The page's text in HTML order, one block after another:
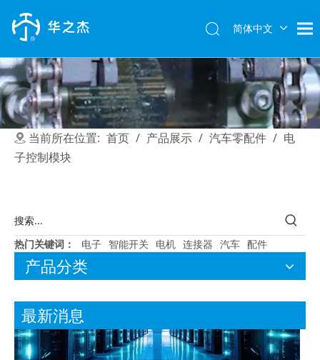
简体中文
当前所在位置: 首页 / 产品展示 / 汽车零配件 / 电
子控制模块
热门关键词： 电子 智能开关 电机 连接器 汽车 配件
产品分类
最新消息
2016年11月18日， TTI (Macao Commercial Offshore) Limited二年